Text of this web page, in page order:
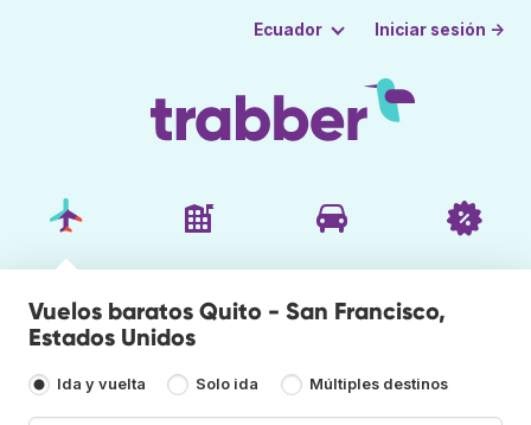
Ecuador Iniciar sesión →
Vuelos baratos Quito - San Francisco,
Estados Unidos
Ida y vuelta Solo ida Múltiples destinos